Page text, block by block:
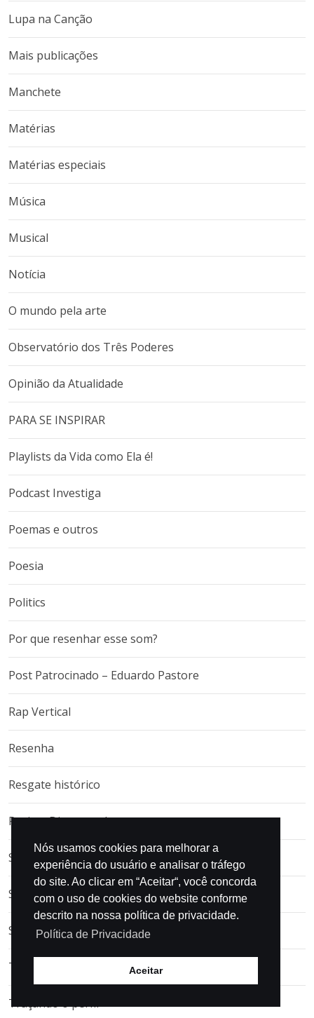
Lupa na Canção
Mais publicações
Manchete
Matérias
Matérias especiais
Música
Musical
Notícia
O mundo pela arte
Observatório dos Três Poderes
Opinião da Atualidade
PARA SE INSPIRAR
Playlists da Vida como Ela é!
Podcast Investiga
Poemas e outros
Poesia
Politics
Por que resenhar esse som?
Post Patrocinado – Eduardo Pastore
Rap Vertical
Resenha
Resgate histórico
Revista Diagramada
Show
Single
Sons do Século – Por Nildo Morais
Teatro
Traçando o perfil
Nós usamos cookies para melhorar a
experiência do usuário e analisar o tráfego
do site. Ao clicar em “Aceitar“, você concorda
com o uso de cookies do website conforme
descrito na nossa política de privacidade.
Política de Privacidade
Aceitar